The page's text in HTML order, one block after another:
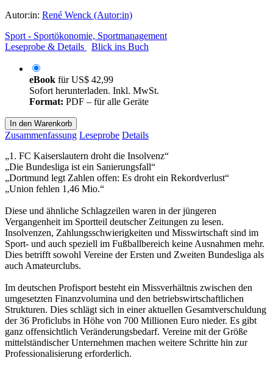
Autor:in: René Wenck (Autor:in)
Sport - Sportökonomie, Sportmanagement
Leseprobe & Details
Blick ins Buch
eBook fürUS$ 42,99
Sofort herunterladen. Inkl. MwSt.
Format: PDF – für alle Geräte
In den Warenkorb
Zusammenfassung Leseprobe Details
„1. FC Kaiserslautern droht die Insolvenz“
„Die Bundesliga ist ein Sanierungsfall“
„Dortmund legt Zahlen offen: Es droht ein Rekordverlust“
„Union fehlen 1,46 Mio.“
Diese und ähnliche Schlagzeilen waren in der jüngeren
Vergangenheit im Sportteil deutscher Zeitungen zu lesen.
Insolvenzen, Zahlungsschwierigkeiten und Misswirtschaft sind im
Sport- und auch speziell im Fußballbereich keine Ausnahmen mehr.
Dies betrifft sowohl Vereine der Ersten und Zweiten Bundesliga als
auch Amateurclubs.
Im deutschen Profisport besteht ein Missverhältnis zwischen den
umgesetzten Finanzvolumina und den betriebswirtschaftlichen
Strukturen. Dies schlägt sich in einer aktuellen Gesamtverschuldung
der 36 Proficlubs in Höhe von 700 Millionen Euro nieder. Es gibt
ganz offensichtlich Veränderungsbedarf. Vereine mit der Größe
mittelständischer Unternehmen machen weitere Schritte hin zur
Professionalisierung erforderlich.